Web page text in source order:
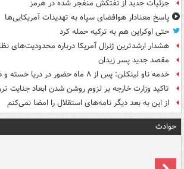
جزئیات جدید از نفتکش منفجر شده در هرمز
پاسخ معنادار هوافضای سپاه به تهدیدات آمریکایی‌ها
حتی اوکراین هم به ترکیه حمله کرد
هشدار ارشدترین ژنرال آمریکا درباره محدودیت‌های
مقصد جدید پسر زیدان
خدمه ناو لینکلن: پس از ۸ ماه حضور در دریا خسته و درمانده‌ شدیم
تاکید وزارت خارجه بر لزوم روشن شدن ابعاد جنایت
از این به بعد دیگر نامه‌های استقلال را امضا نمی‌کنم
حوادث